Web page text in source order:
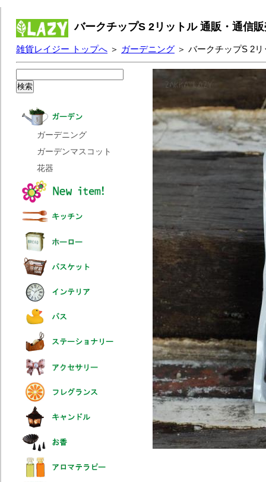
バークチップS 2リットル 通販・通信
雑貨レイジー トップへ ＞ ガーデニング ＞ バークチップS 2
ガーデニング
ガーデンマスコット
花器